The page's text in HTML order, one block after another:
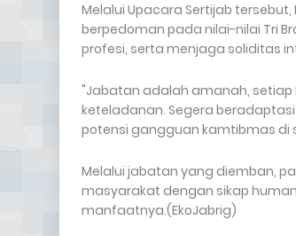
Melalui Upacara Sertijab
berpedoman pada nilai-nilai Tri
profesi, serta menjaga soliditas
"Jabatan adalah amanah,
keteladanan. Segera
potensi gangguan kamtibmas
Melalui jabatan yang diemban,
masyarakat dengan sikap
manfaatnya.(EkoJabrig)